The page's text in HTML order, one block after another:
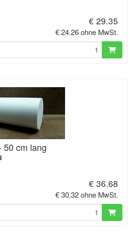
€ 29.35
€ 24.26 ohne MwSt.
cm lang
€ 36.68
€ 30.32 ohne MwSt.